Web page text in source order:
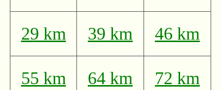
29 km 39 km 46 km
55 km 64 km 72 km